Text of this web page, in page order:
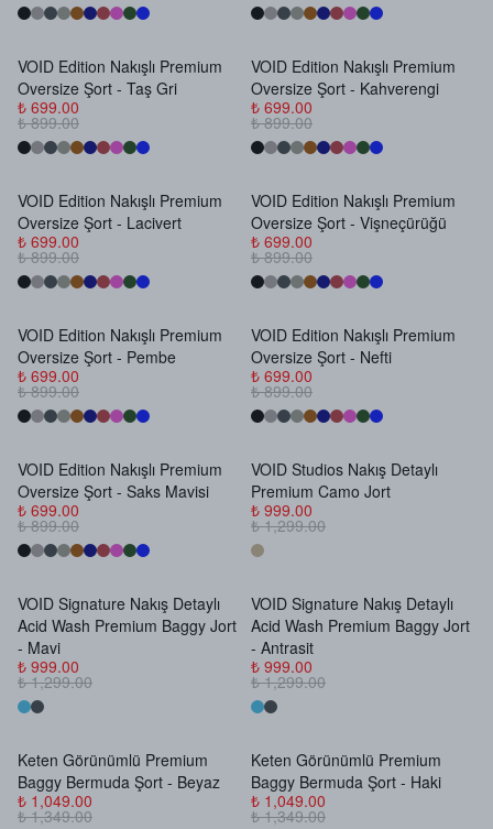
VOID Edition Nakışlı Premium
Oversize Şort - Taş Gri
₺ 699.00
₺ 899.00
VOID Edition Nakışlı Premium
Oversize Şort - Kahverengi
₺ 699.00
₺ 899.00
VOID Edition Nakışlı Premium
Oversize Şort - Lacivert
₺ 699.00
₺ 899.00
VOID Edition Nakışlı Premium
Oversize Şort - Vişneçürüğü
₺ 699.00
₺ 899.00
VOID Edition Nakışlı Premium
Oversize Şort - Pembe
₺ 699.00
₺ 899.00
VOID Edition Nakışlı Premium
Oversize Şort - Nefti
₺ 699.00
₺ 899.00
VOID Edition Nakışlı Premium
Oversize Şort - Saks Mavisi
₺ 699.00
₺ 899.00
VOID Studios Nakış Detaylı
Premium Camo Jort
₺ 999.00
₺ 1,299.00
VOID Signature Nakış Detaylı
Acid Wash Premium Baggy Jort
- Mavi
₺ 999.00
₺ 1,299.00
VOID Signature Nakış Detaylı
Acid Wash Premium Baggy Jort
- Antrasit
₺ 999.00
₺ 1,299.00
Keten Görünümlü Premium
Baggy Bermuda Şort - Beyaz
₺ 1,049.00
₺ 1,349.00
Keten Görünümlü Premium
Baggy Bermuda Şort - Haki
₺ 1,049.00
₺ 1,349.00